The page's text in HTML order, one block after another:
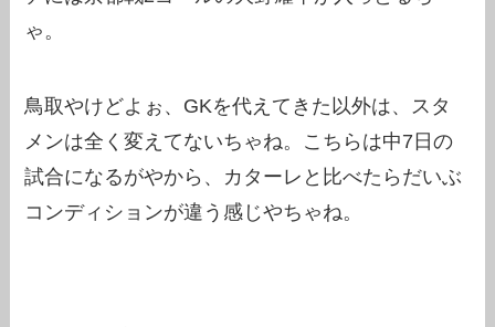
ゃ。
鳥取やけどよぉ、GKを代えてきた以外は、スタ
メンは全く変えてないちゃね。こちらは中7日の
試合になるがやから、カターレと比べたらだいぶ
コンディションが違う感じやちゃね。